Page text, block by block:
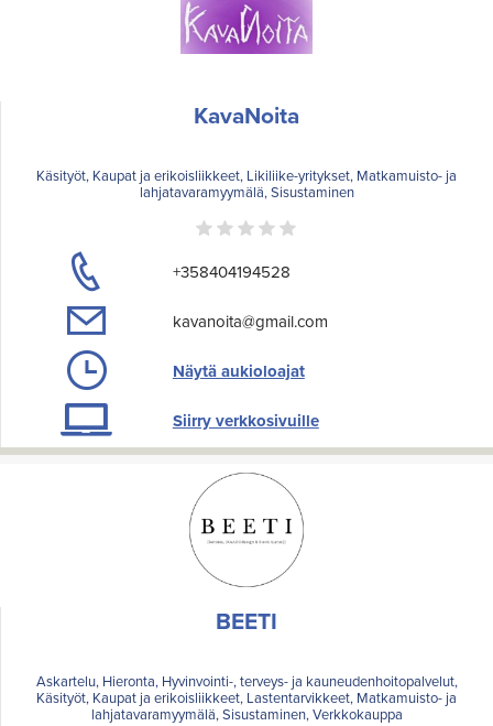
KavaNoita
Käsityöt, Kaupat ja erikoisliikkeet, Likiliike-yritykset, Matkamuisto- ja
lahjatavaramyymälä, Sisustaminen
+358404194528
kavanoita@gmail.com
Näytä aukioloajat
Siirry verkkosivuille
BEETI
Askartelu, Hieronta, Hyvinvointi-, terveys- ja kauneudenhoitopalvelut,
Käsityöt, Kaupat ja erikoisliikkeet, Lastentarvikkeet, Matkamuisto- ja
lahjatavaramyymälä, Sisustaminen, Verkkokauppa